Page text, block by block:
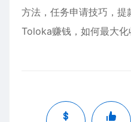
方法，任务申请技巧，提
Toloka赚钱，如何最大